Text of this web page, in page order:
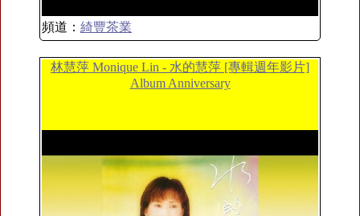
頻道： 綺豐茶業
林慧萍 Monique Lin - 水的慧萍 [專輯週年影片]
Album Anniversary